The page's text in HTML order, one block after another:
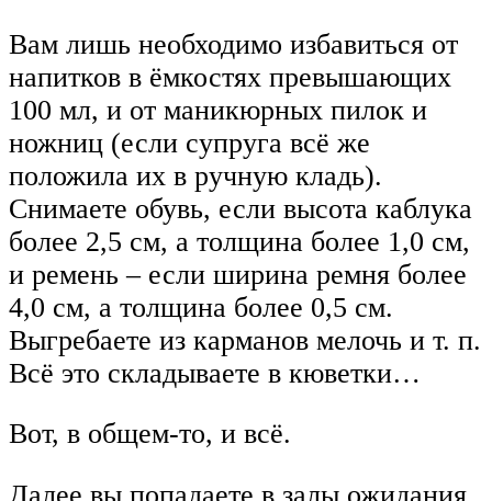
Вам лишь необходимо избавиться от
напитков в ёмкостях превышающих
100 мл, и от маникюрных пилок и
ножниц (если супруга всё же
положила их в ручную кладь).
Снимаете обувь, если высота каблука
более 2,5 см, а толщина более 1,0 см,
и ремень – если ширина ремня более
4,0 см, а толщина более 0,5 см.
Выгребаете из карманов мелочь и т. п.
Всё это складываете в кюветки…
Вот, в общем-то, и всё.